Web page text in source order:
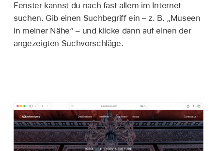
Fenster kannst du nach fast allem im Internet
suchen. Gib einen Suchbegriff ein – z. B. „Museen
in meiner Nähe“ – und klicke dann auf einen der
angezeigten Suchvorschläge.